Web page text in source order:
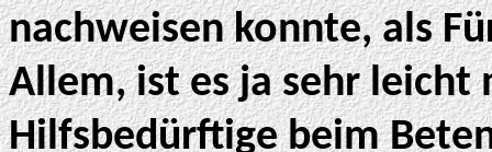
nachweisen konnte, als
Allem, ist es ja sehr leicht
Hilfsbedürftige beim